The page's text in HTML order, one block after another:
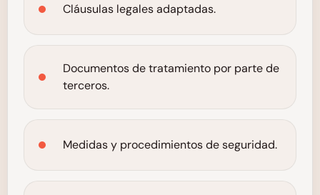
Cláusulas legales adaptadas.
Documentos de tratamiento por parte de
terceros.
Medidas y procedimientos de seguridad.